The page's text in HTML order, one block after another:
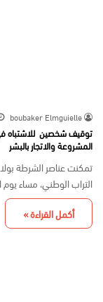
boubaker Elmguielle
توقيف شخصين للاشتباه
المشروعة والاتجار بالبشر
تمكنت عناصر الشرطة
التراب الوطني، مساء يوم الجمعة 20
أكمل القراءة »